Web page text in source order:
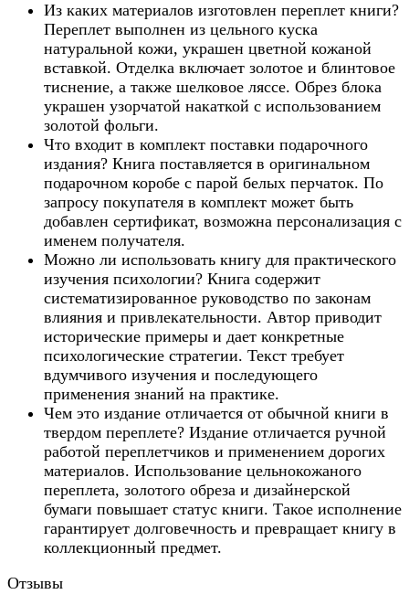
Из каких материалов изготовлен переплет книги?
Переплет выполнен из цельного куска
натуральной кожи, украшен цветной кожаной
вставкой. Отделка включает золотое и блинтовое
тиснение, а также шелковое ляссе. Обрез блока
украшен узорчатой накаткой с использованием
золотой фольги.
Что входит в комплект поставки подарочного
издания? Книга поставляется в оригинальном
подарочном коробе с парой белых перчаток. По
запросу покупателя в комплект может быть
добавлен сертификат, возможна персонализация с
именем получателя.
Можно ли использовать книгу для практического
изучения психологии? Книга содержит
систематизированное руководство по законам
влияния и привлекательности. Автор приводит
исторические примеры и дает конкретные
психологические стратегии. Текст требует
вдумчивого изучения и последующего
применения знаний на практике.
Чем это издание отличается от обычной книги в
твердом переплете? Издание отличается ручной
работой переплетчиков и применением дорогих
материалов. Использование цельнокожаного
переплета, золотого обреза и дизайнерской
бумаги повышает статус книги. Такое исполнение
гарантирует долговечность и превращает книгу в
коллекционный предмет.
Отзывы